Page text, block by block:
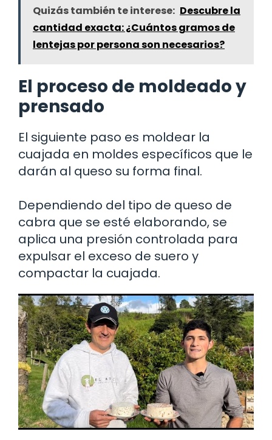
Quizás también te interese: Descubre la
cantidad exacta: ¿Cuántos gramos de
lentejas por persona son necesarios?
El proceso de moldeado y
prensado
El siguiente paso es moldear la
cuajada en moldes específicos que le
darán al queso su forma final.
Dependiendo del tipo de queso de
cabra que se esté elaborando, se
aplica una presión controlada para
expulsar el exceso de suero y
compactar la cuajada.